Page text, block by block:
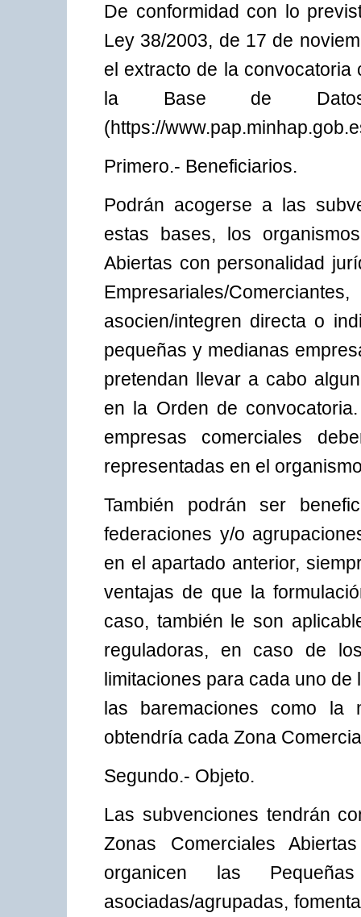
De conformidad con lo
Ley 38/2003, de 17 de
el extracto de la
la Base de Datos
(https://
Primero.- Beneficiarios.
Podrán acogerse a las
estas bases, los
Abiertas con personalidad
Empresariales/
asocien/integren directa o
pequeñas y medianas
pretendan llevar a cabo
en la Orden de
empresas comerciales
representadas en el
También podrán ser
federaciones y/o
en el apartado anterior,
ventajas de que la
caso, también le son
reguladoras, en caso de
limitaciones para cada uno
las baremaciones como la
obtendría cada Zona
Segundo.- Objeto.
Las subvenciones tendrán
Zonas Comerciales
organicen las
asociadas/agrupadas,